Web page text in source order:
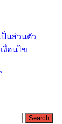
รี ตัวเต็มถาวร
ป็นส่วนตัว
งื่อนไข